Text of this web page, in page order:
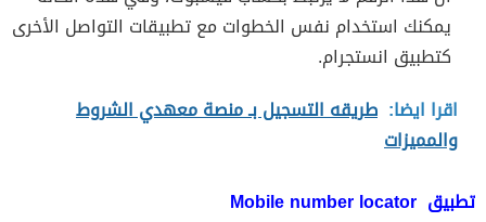
يمكنك استخدام نفس الخطوات مع تطبيقات التواصل الأخرى
كتطبيق انستجرام.
اقرا ايضا: طريقه التسجيل بـ منصة معهدي الشروط
والمميزات
تطبيق Mobile number locator